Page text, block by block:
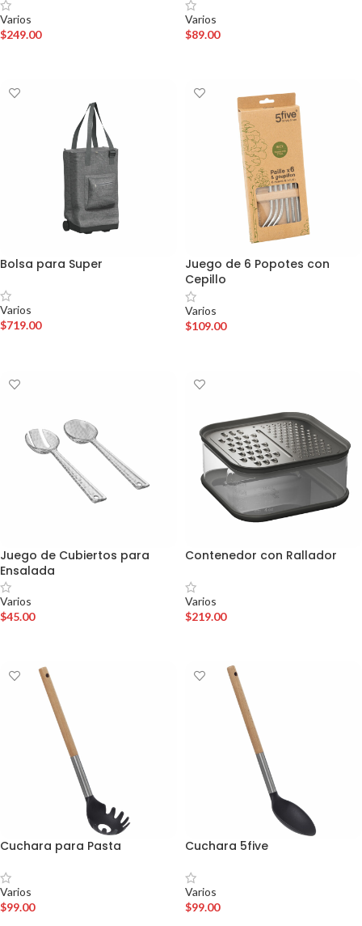
Varios
$249.00
Varios
$89.00
Bolsa para Super
Varios
$719.00
Juego de 6 Popotes con
Cepillo
Varios
$109.00
Juego de Cubiertos para
Ensalada
Varios
$45.00
Contenedor con Rallador
Varios
$219.00
Cuchara para Pasta
Varios
$99.00
Cuchara 5five
Varios
$99.00